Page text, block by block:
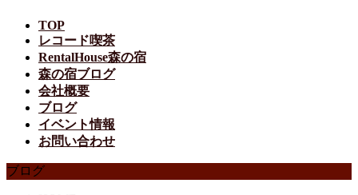
TOP
レコード喫茶
RentalHouse森の宿
森の宿ブログ
会社概要
ブログ
イベント情報
お問い合わせ
ブログ